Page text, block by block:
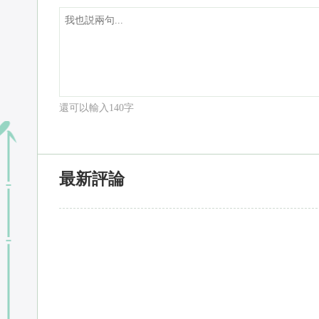
還可以輸入 140字
最新評論